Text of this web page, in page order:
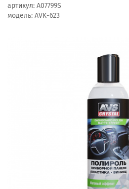
артикул: A07799S
модель: AVK-623